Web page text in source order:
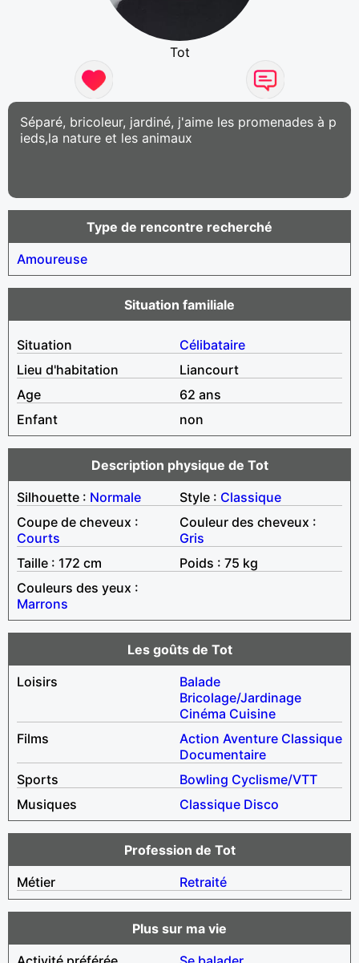
Tot
Séparé, bricoleur, jardiné, j'aime les promenades à p
ieds,la nature et les animaux
Type de rencontre recherché
Amoureuse
Situation familiale
Situation
Célibataire
Lieu d'habitation
Liancourt
Age
62 ans
Enfant
non
Description physique de Tot
Silhouette : Normale Style : Classique
Coupe de cheveux :
Courts
Couleur des cheveux :
Gris
Taille : 172 cm
Poids : 75 kg
Couleurs des yeux :
Marrons
Les goûts de Tot
Loisirs
Balade
Bricolage/Jardinage
Cinéma Cuisine
Films
Action Aventure Classique
Documentaire
Sports
Bowling Cyclisme/VTT
Musiques
Classique Disco
Profession de Tot
Métier
Retraité
Plus sur ma vie